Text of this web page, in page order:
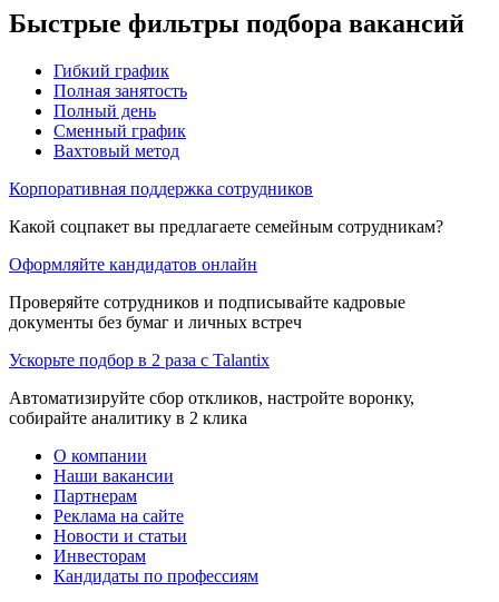
Быстрые фильтры подбора вакансий
Гибкий график
Полная занятость
Полный день
Сменный график
Вахтовый метод
Корпоративная поддержка сотрудников
Какой соцпакет вы предлагаете семейным сотрудникам?
Оформляйте кандидатов онлайн
Проверяйте сотрудников и подписывайте кадровые
документы без бумаг и личных встреч
Ускорьте подбор в 2 раза с Talantix
Автоматизируйте сбор откликов, настройте воронку,
собирайте аналитику в 2 клика
О компании
Наши вакансии
Партнерам
Реклама на сайте
Новости и статьи
Инвесторам
Кандидаты по профессиям